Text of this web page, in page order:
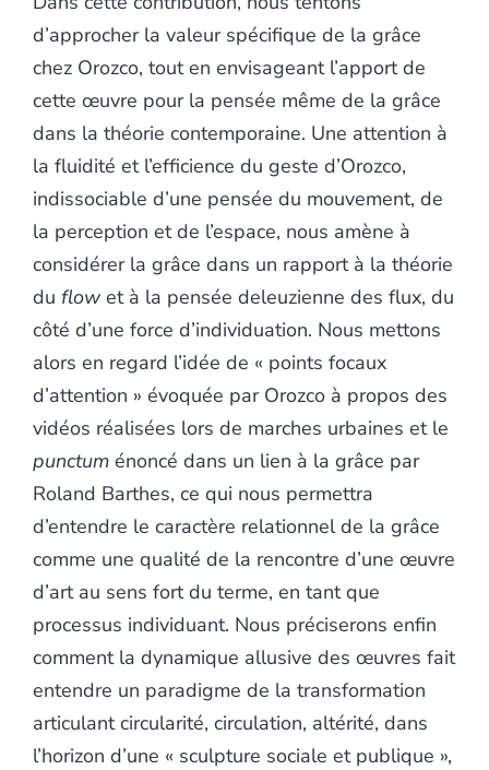
d’approcher la valeur spécifique de la grâce
chez Orozco, tout en envisageant l’apport de
cette œuvre pour la pensée même de la grâce
dans la théorie contemporaine. Une attention à
la fluidité et l’efficience du geste d’Orozco,
indissociable d’une pensée du mouvement, de
la perception et de l’espace, nous amène à
considérer la grâce dans un rapport à la théorie
du flowet à la pensée deleuzienne des flux, du
côté d’une force d’individuation. Nous mettons
alors en regard l’idée de « points focaux
d’attention » évoquée par Orozco à propos des
vidéos réalisées lors de marches urbaines et le
punctum énoncé dans un lien à la grâce par
Roland Barthes, ce qui nous permettra
d’entendre le caractère relationnel de la grâce
comme une qualité de la rencontre d’une œuvre
d’art au sens fort du terme, en tant que
processus individuant. Nous préciserons enfin
comment la dynamique allusive des œuvres fait
entendre un paradigme de la transformation
articulant circularité, circulation, altérité, dans
l’horizon d’une « sculpture sociale et publique »,